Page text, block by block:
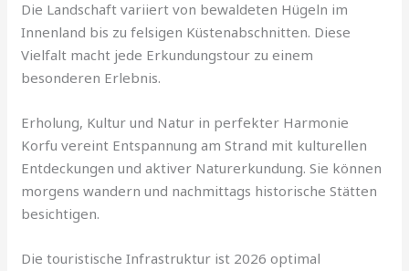
Die Landschaft variiert von bewaldeten Hügeln im
Innenland bis zu felsigen Küstenabschnitten. Diese
Vielfalt macht jede Erkundungstour zu einem
besonderen Erlebnis.
Erholung, Kultur und Natur in perfekter Harmonie
Korfu vereint Entspannung am Strand mit kulturellen
Entdeckungen und aktiver Naturerkundung. Sie können
morgens wandern und nachmittags historische Stätten
besichtigen.
Die touristische Infrastruktur ist 2026 optimal